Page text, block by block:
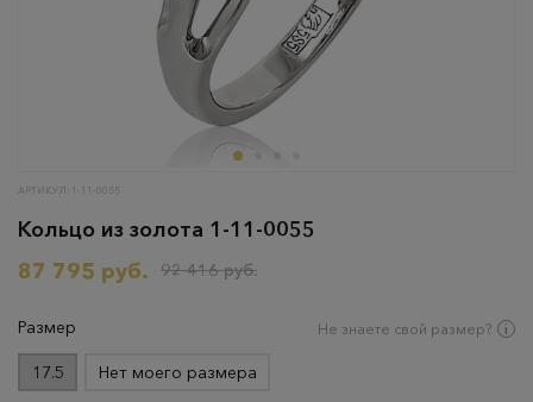
АРТИКУЛ: 1-11-0055
Кольцо из золота 1-11-0055
87 795 руб.
92 416 руб.
Размер Не знаете свой размер?
17.5 Нет моего размера